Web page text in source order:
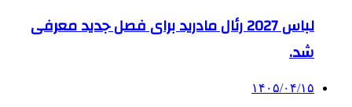
لباس 2027 رئال مادرید برای فصل جدید معرفی
شد.
۱۴۰۵/۰۴/۱۵